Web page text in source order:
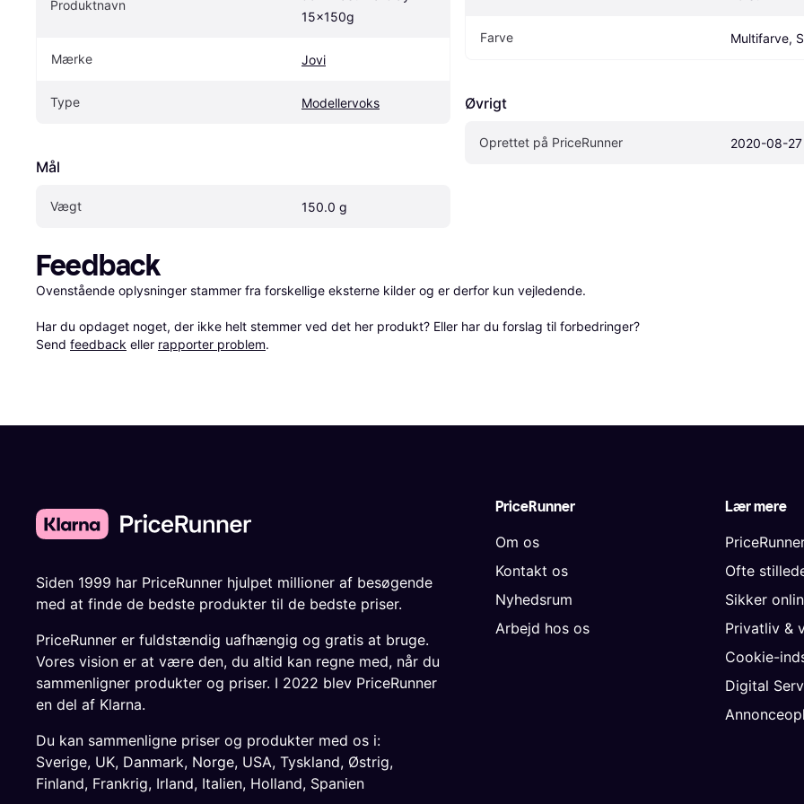
Produktnavn
15x150g
Mærke Jovi
Type Modellervoks
Mål
Vægt 150.0 g
Farve Multifarve,
Øvrigt
Oprettet på PriceRunner 2020-08-27
Feedback
Ovenstående oplysninger stammer fra forskellige eksterne kilder og er derfor kun vejledende.
Har du opdaget noget, der ikke helt stemmer ved det her produkt? Eller har du forslag til forbedringer?
Send feedback eller rapporter problem.
PriceRunner
Om os
Kontakt os
Nyhedsrum
Arbejd hos os
Lær mere
Ofte
Sikker
Privatliv &
Cookie-
Digital
Siden 1999 har PriceRunner hjulpet millioner af besøgende
med at finde de bedste produkter til de bedste priser.
PriceRunner er fuldstændig uafhængig og gratis at bruge.
Vores vision er at være den, du altid kan regne med, når du
sammenligner produkter og priser. I 2022 blev PriceRunner
en del af Klarna.
Du kan sammenligne priser og produkter med os i:
Sverige, UK, Danmark, Norge, USA, Tyskland, Østrig,
Finland, Frankrig, Irland, Italien, Holland, Spanien